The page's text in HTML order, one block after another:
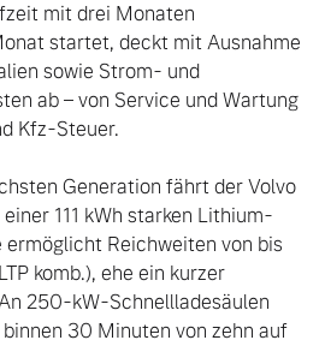
mit drei Monaten
startet, deckt mit Ausnahme
sowie Strom- und
ab – von Service und Wartung
Kfz-Steuer.
Generation fährt der Volvo
111 kWh starken Lithium-
Reichweiten von bis
komb.), ehe ein kurzer
250-kW-Schnellladesäulen
30 Minuten von zehn auf